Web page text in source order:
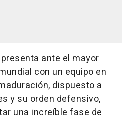
ante el mayor
con un equipo en
dispuesto a
y su orden defensivo,
una increíble fase de